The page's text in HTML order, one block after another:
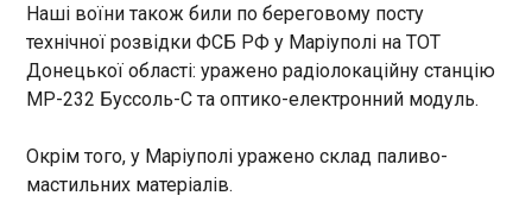
Хіміки створили "неможливу" молекулу, яка
може змінити майбутнє планети
14:50:32
інституту (MIT) створили молекулу, яку раніше
вважали практично неможливою, повідомляє
Наші воїни також били по береговому посту
технічної розвідки ФСБ РФ у Маріуполі на ТОТ
Донецької області: уражено радіолокаційну станцію
МР-232 Буссоль-С та оптико-електронний модуль.
Окрім того, у Маріуполі уражено склад паливо-
мастильних матеріалів.